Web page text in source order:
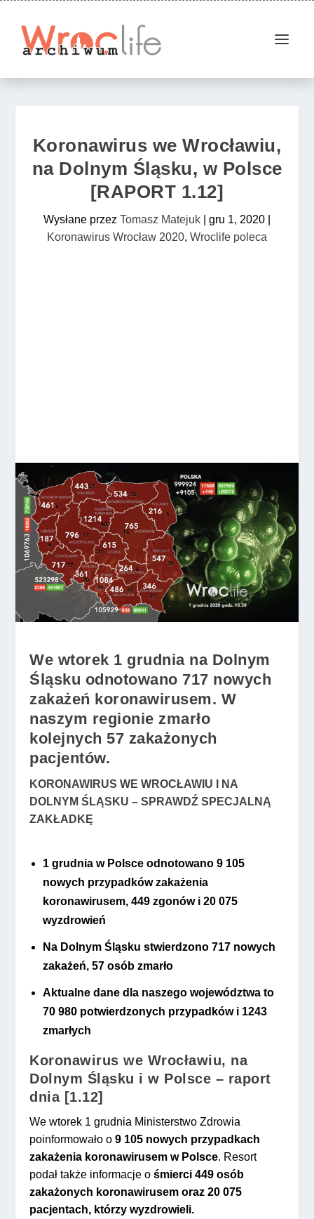
Koronawirus we Wrocławiu,
na Dolnym Śląsku, w Polsce
[RAPORT 1.12]
Wysłane przez Tomasz Matejuk gru 1, 2020
Koronawirus Wrocław 2020, Wroclife poleca
We wtorek 1 grudnia na Dolnym
Śląsku odnotowano 717 nowych
zakażeń koronawirusem. W
naszym regionie zmarło
kolejnych 57 zakażonych
pacjentów.
KORONAWIRUS WE WROCŁAWIU I NA
DOLNYM ŚLĄSKU – SPRAWDŹ SPECJALNĄ
ZAKŁADKĘ
1 grudnia w Polsce odnotowano 9 105
nowych przypadków zakażenia
koronawirusem, 449 zgonów i 20 075
wyzdrowień
Na Dolnym Śląsku stwierdzono 717 nowych
zakażeń, 57 osób zmarło
Aktualne dane dla naszego województwa to
70 980 potwierdzonych przypadków i 1243
zmarłych
Koronawirus we Wrocławiu, na
Dolnym Śląsku i w Polsce – raport
dnia [1.12]
We wtorek 1 grudnia Ministerstwo Zdrowia
poinformowało o9 105 nowych przypadkach
zakażenia koronawirusem w Polsce. Resort
podał także informacje ośmierci 449 osób
zakażonych koronawirusem oraz 20 075
pacjentach, którzy wyzdrowieli.